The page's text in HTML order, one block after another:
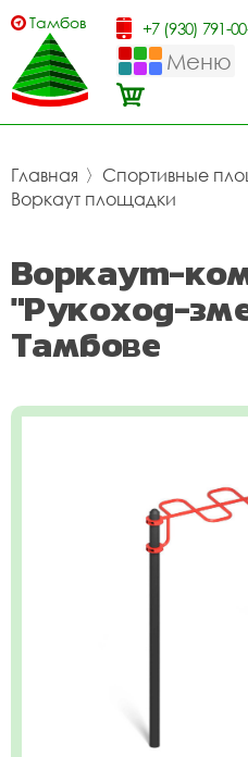
Тамбов +7 (930) 791-
Меню
Главная 〉 Спортивные
Воркаут площадки
Воркаут-
"Рукоход-
Тамбове